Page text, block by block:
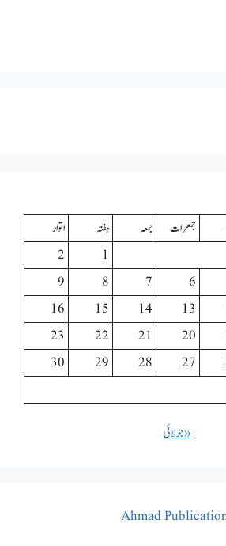
جمعرات جمعہ ہفتہ
اتوار
1
2
6
7
8
9
13
14
15
16
20
21
22
23
27
28
29
30
« جولائی